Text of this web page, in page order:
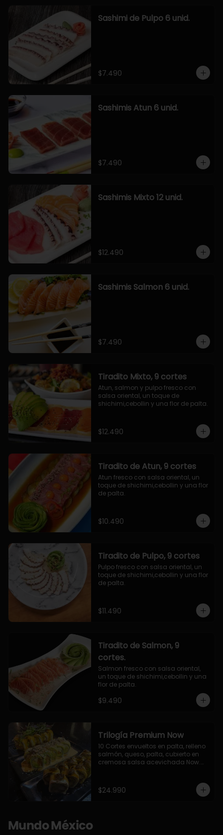
Sashimi de Pulpo 6 unid.
$7.490
Sashimis Atun 6 unid.
$7.490
Sashimis Mixto 12 unid.
$12.490
Sashimis Salmon 6 unid.
$7.490
Tiradito Mixto, 9 cortes
Atun, salmon y pulpo fresco con
salsa oriental, un toque de
shichimi,cebollin y una flor de palta.
$12.490
Tiradito de Atun, 9 cortes
Atun fresco con salsa oriental, un
toque de shichimi,cebollin y una flor
de palta.
$10.490
Tiradito de Pulpo, 9 cortes
Pulpo fresco con salsa oriental, un
toque de shichimi,cebollin y una flor
de palta.
$11.490
Tiradito de Salmon, 9
cortes.
Salmon fresco con salsa oriental,
un toque de shichimi,cebollin y una
flor de palta.
$9.490
Trilogía Premium Now
10 Cortes envueltos en palta, relleno
salmón, queso, palta, cubierto en
cremosa salsa acevichada Now.
palta, cubierto con topping de
chimichurri de la casa flambeado.
$24.990
Mundo México